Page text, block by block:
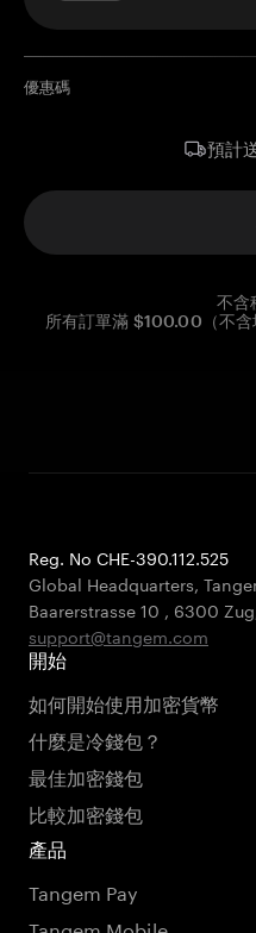
優惠碼
預計
不含
所有訂單滿 $100.00（不含
Reg. No CHE-390.112.525
Global Headquarters,
Baarerstrasse 10 , 6300 Zug
support@tangem.com
開始
如何開始使用加密貨幣
什麼是冷錢包？
最佳加密錢包
比較加密錢包
產品
Tangem Pay